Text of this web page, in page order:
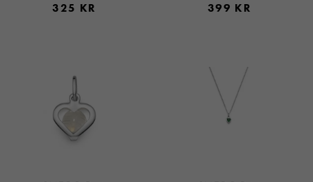
325 KR 399 KR